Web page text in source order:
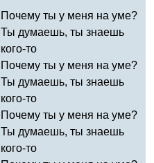
Почему ты у меня на уме?
Ты думаешь, ты знаешь
кого-то
Почему ты у меня на уме?
Ты думаешь, ты знаешь
кого-то
Почему ты у меня на уме?
Ты думаешь, ты знаешь
кого-то